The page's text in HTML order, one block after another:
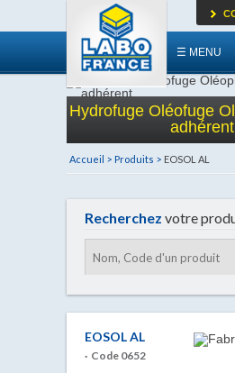
☰ MENU
Hydrofuge Oléofuge
adhérent
Accueil > Produits > EOSOL AL
Recherchez votre
EOSOL AL
· Code 0652